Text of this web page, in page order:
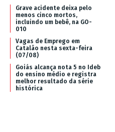
Grave acidente deixa pelo
menos cinco mortos,
incluindo um bebê, na GO-
010
Vagas de Emprego em
Catalão nesta sexta-feira
(07/08)
Goiás alcança nota 5 no Ideb
do ensino médio e registra
melhor resultado da série
histórica